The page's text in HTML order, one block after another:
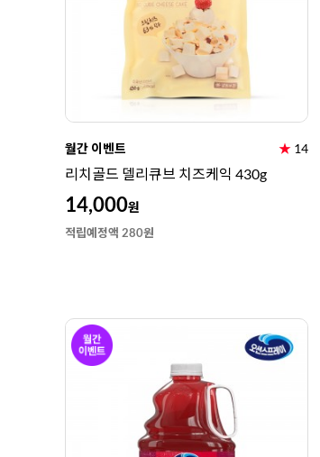
월간 이벤트 ★ 14
리치골드 델리큐브 치즈케익 430g
14,000원
적립예정액 280원